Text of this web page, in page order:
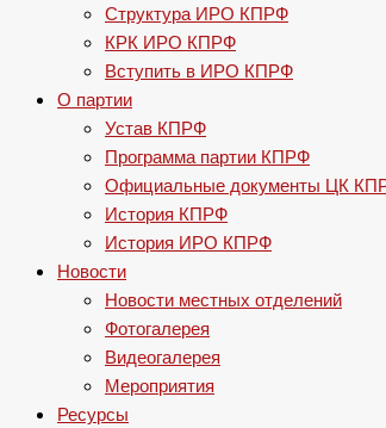
Структура ИРО КПРФ
КРК ИРО КПРФ
Вступить в ИРО КПРФ
О партии
Устав КПРФ
Программа партии КПРФ
Официальные документы ЦК
История КПРФ
История ИРО КПРФ
Новости
Новости местных отделений
Фотогалерея
Видеогалерея
Мероприятия
Ресурсы